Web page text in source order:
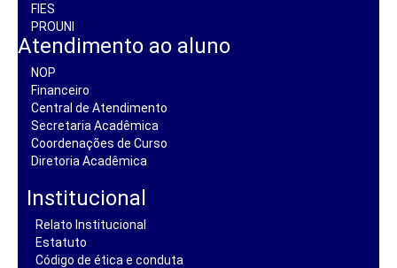
FIES
PROUNI
Atendimento ao aluno
NOP
Financeiro
Central de Atendimento
Secretaria Acadêmica
Coordenações de Curso
Diretoria Acadêmica
Institucional
Relato Institucional
Estatuto
Código de ética e conduta